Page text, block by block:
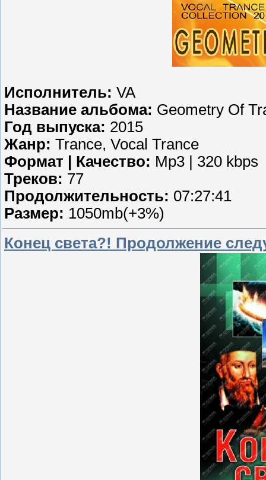
Исполнитель: VA
Название альбома: Geometry Of
Год выпуска: 2015
Жанр: Trance, Vocal Trance
Формат | Качество: Mp3 | 320 kbps
Треков: 77
Продолжительность: 07:27:41
Размер: 1050mb(+3%)
Конец света?! Продолжение